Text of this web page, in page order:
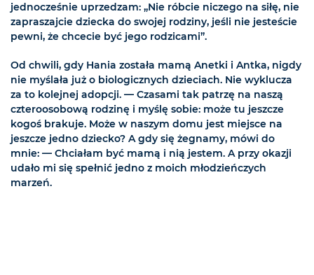
jednocześnie uprzedzam: „Nie róbcie niczego na siłę, nie
zapraszajcie dziecka do swojej rodziny, jeśli nie jesteście
pewni, że chcecie być jego rodzicami”.
Od chwili, gdy Hania została mamą Anetki i Antka, nigdy
nie myślała już o biologicznych dzieciach. Nie wyklucza
za to kolejnej adopcji. — Czasami tak patrzę na naszą
czteroosobową rodzinę i myślę sobie: może tu jeszcze
kogoś brakuje. Może w naszym domu jest miejsce na
jeszcze jedno dziecko? A gdy się żegnamy, mówi do
mnie: — Chciałam być mamą i nią jestem. A przy okazji
udało mi się spełnić jedno z moich młodzieńczych
marzeń.